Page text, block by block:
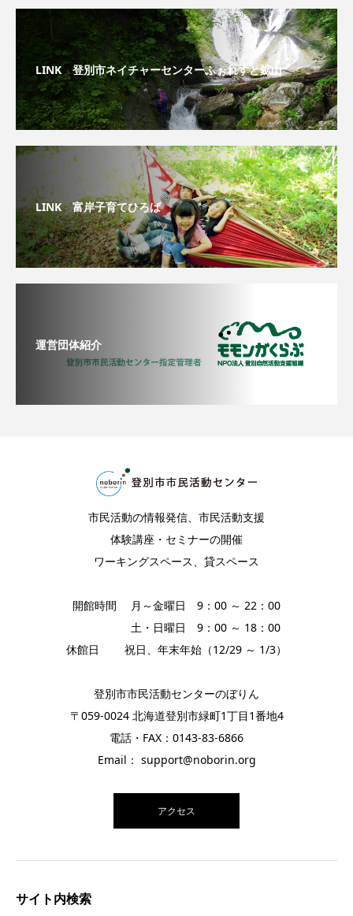
LINK 登別市ネイチャーセンターふぉれすと鉱山
LINK 富岸子育てひろば
運営団体紹介
市民活動の情報発信、市民活動支援
体験講座・セミナーの開催
ワーキングスペース、貸スペース
開館時間 月～金曜日 9：00 ～ 22：00
土・日曜日 9：00 ～ 18：00
休館日 祝日、年末年始（12/29 ～ 1/3）
登別市市民活動センターのぼりん
〒059-0024 北海道登別市緑町1丁目1番地4
電話・FAX：0143-83-6866
Email： support@noborin.org
アクセス
サイト内検索